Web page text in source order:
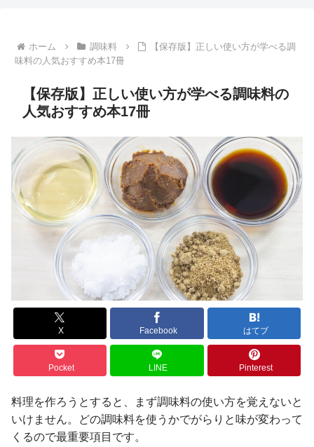
ホーム 調味料
【保存版】正しい使い方が学べる調
味料の人気おすすめ本17冊
【保存版】正しい使い方が学べる調味料の
人気おすすめ本17冊
X Facebook はてブ
Pocket LINE Pinterest
料理を作ろうとすると、まず調味料の使い方を覚えないと
いけません。どの調味料を使うかでがらりと味が変わって
くるので最重要項目です。